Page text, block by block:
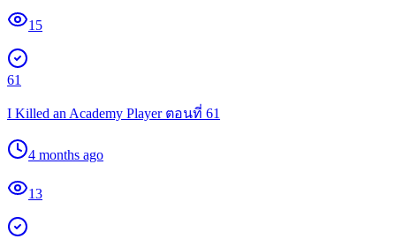
15
61
I Killed an Academy Player ตอนที่ 61
4 months ago
13